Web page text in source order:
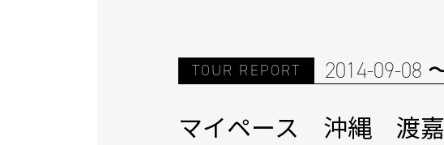
TOUR REPORT 2014-09-08
マイペース 沖縄 渡嘉